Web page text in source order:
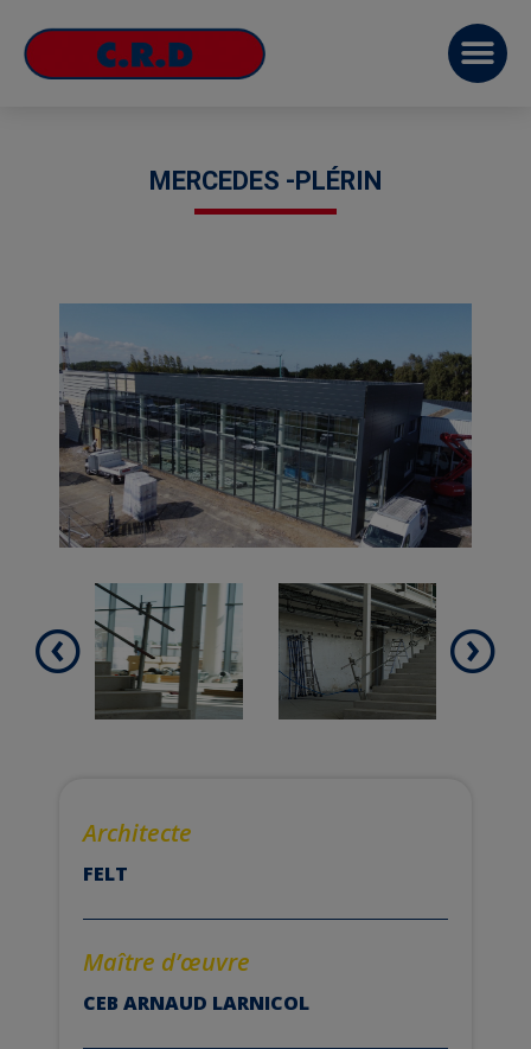
MERCEDES -PLÉRIN
Architecte
FELT
Maître d’œuvre
CEB ARNAUD LARNICOL